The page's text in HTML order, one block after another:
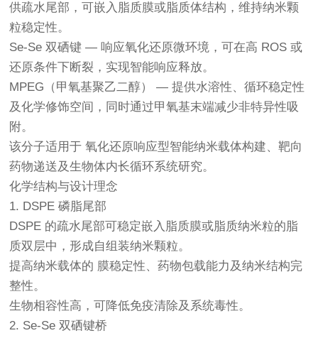
供疏水尾部，可嵌入脂质膜或脂质体结构，维持纳米颗
粒稳定性。
Se-Se 双硒键 — 响应氧化还原微环境，可在高 ROS 或
还原条件下断裂，实现智能响应释放。
MPEG（甲氧基聚乙二醇） — 提供水溶性、循环稳定性
及化学修饰空间，同时通过甲氧基末端减少非特异性吸
附。
该分子适用于 氧化还原响应型智能纳米载体构建、靶向
药物递送及生物体内长循环系统研究。
化学结构与设计理念
1. DSPE 磷脂尾部
DSPE 的疏水尾部可稳定嵌入脂质膜或脂质纳米粒的脂
质双层中，形成自组装纳米颗粒。
提高纳米载体的 膜稳定性、药物包载能力及纳米结构完
整性。
生物相容性高，可降低免疫清除及系统毒性。
2. Se-Se 双硒键桥